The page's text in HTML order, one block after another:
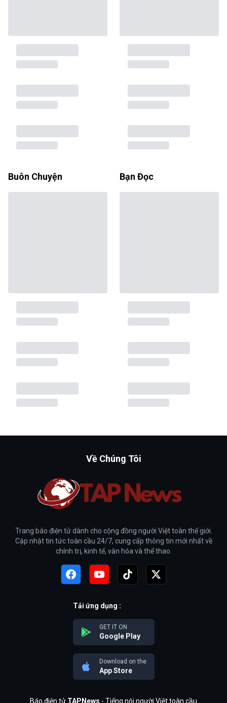
Buôn Chuyện Bạn Đọc
Về Chúng Tôi
Trang báo điện tử dành cho cộng đồng người Việt toàn thế giới.
Cập nhật tin tức toàn cầu 24/7, cung cấp thông tin mới nhất về
chính trị, kinh tế, văn hóa và thể thao.
Tải ứng dụng :
GET IT ON
Google Play
Download on the
App Store
Báo điện tử TAPNews - Tiếng nói người Việt toàn cầu